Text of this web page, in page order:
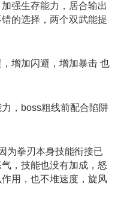
强生存能力，居合输出
的选择，两个双武能提
增加闪避，增加暴击 也
，boss粗线前配合陷阱
拳刃本身技能衔接已
，技能也没有加成，怒
用，也不堆速度，旋风